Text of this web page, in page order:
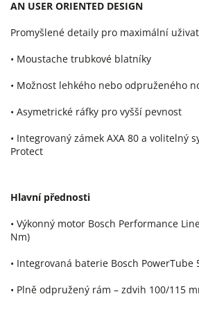
AN USER ORIENTED DESIGN
Promyšlené detaily pro maximální
• Moustache trubkové blatníky
• Možnost lehkého nebo odpruženého
• Asymetrické ráfky pro vyšší pevnost
• Integrovaný zámek AXA 80 a volitelný
Protect
Hlavní přednosti
• Výkonný motor Bosch Performance
Nm)
• Integrovaná baterie Bosch PowerTube
• Plně odpružený rám – zdvih 100/115